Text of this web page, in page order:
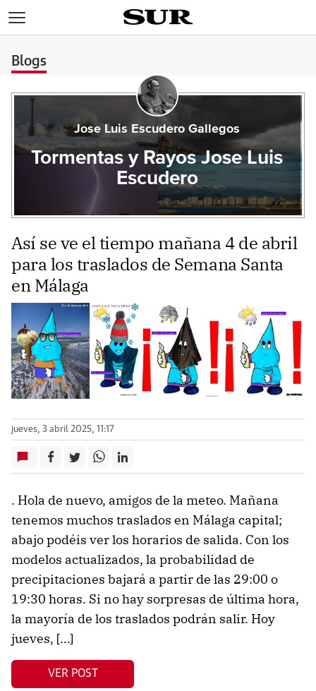
Blogs
Jose Luis Escudero Gallegos
Tormentas y Rayos Jose Luis
Escudero
Así se ve el tiempo mañana 4 de abril
para los traslados de Semana Santa
en Málaga
jueves, 3 abril 2025, 11:17
. Hola de nuevo, amigos de la meteo. Mañana
tenemos muchos traslados en Málaga capital;
abajo podéis ver los horarios de salida. Con los
modelos actualizados, la probabilidad de
precipitaciones bajará a partir de las 29:00 o
19:30 horas. Si no hay sorpresas de última hora,
la mayoría de los traslados podrán salir. Hoy
jueves, […]
VER POST